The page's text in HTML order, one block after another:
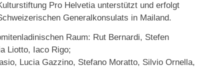
Pro Helvetia unterstützt und erfolgt
Generalkonsulats in Mailand.
Raum: Rut Bernardi, Stefen
Liotto, Iaco Rigo;
Lucia Gazzino, Stefano Moratto, Silvio Ornella,